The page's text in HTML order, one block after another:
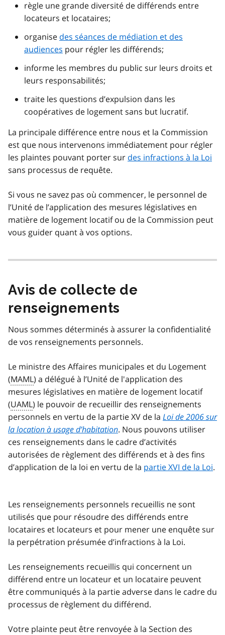
règle une grande diversité de différends entre
locateurs et locataires;
organise des séances de médiation et des
audiences pour régler les différends;
informe les membres du public sur leurs droits et
leurs responsabilités;
traite les questions d’expulsion dans les
coopératives de logement sans but lucratif.
La principale différence entre nous et la Commission
est que nous intervenons immédiatement pour régler
les plaintes pouvant porter sur des infractions à la Loi
sans processus de requête.
Si vous ne savez pas où commencer, le personnel de
l’Unité de l’application des mesures législatives en
matière de logement locatif ou de la Commission peut
vous guider quant à vos options.
Avis de collecte de
renseignements
Nous sommes déterminés à assurer la confidentialité
de vos renseignements personnels.
Le ministre des Affaires municipales et du Logement
(MAML) a délégué à l’Unité de l'application des
mesures législatives en matière de logement locatif
(UAML) le pouvoir de recueillir des renseignements
personnels en vertu de la partie XV de la Loi de 2006 sur
la location à usage d’habitation. Nous pouvons utiliser
ces renseignements dans le cadre d’activités
autorisées de règlement des différends et à des fins
d’application de la loi en vertu de la partie XVI de la Loi.
Les renseignements personnels recueillis ne sont
utilisés que pour résoudre des différends entre
locataires et locateurs et pour mener une enquête sur
la perpétration présumée d’infractions à la Loi.
Les renseignements recueillis qui concernent un
différend entre un locateur et un locataire peuvent
être communiqués à la partie adverse dans le cadre du
processus de règlement du différend.
Votre plainte peut être renvoyée à la Section des